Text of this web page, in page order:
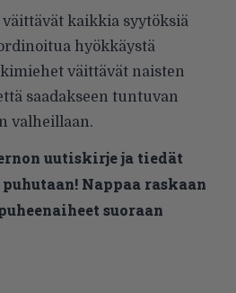
kaikkia syytöksiä
hyökkäystä
väittävät naisten
saadakseen tuntuvan
valheillaan.
uutiskirje ja tiedät
Nappaa raskaan
suoraan